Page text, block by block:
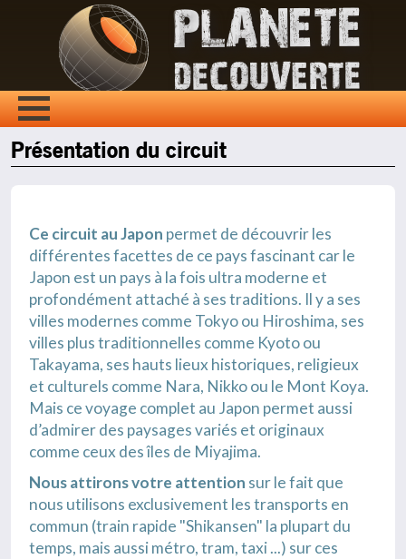
Présentation du circuit
Ce circuit au Japon permet de découvrir les
différentes facettes de ce pays fascinant car le
Japon est un pays à la fois ultra moderne et
profondément attaché à ses traditions. Il y a ses
villes modernes comme Tokyo ou Hiroshima, ses
villes plus traditionnelles comme Kyoto ou
Takayama, ses hauts lieux historiques, religieux
et culturels comme Nara, Nikko ou le Mont Koya.
Mais ce voyage complet au Japon permet aussi
d’admirer des paysages variés et originaux
comme ceux des îles de Miyajima.
Nous attirons votre attention sur le fait que
nous utilisons exclusivement les transports en
commun (train rapide "Shikansen" la plupart du
temps, mais aussi métro, tram, taxi ...) sur ces